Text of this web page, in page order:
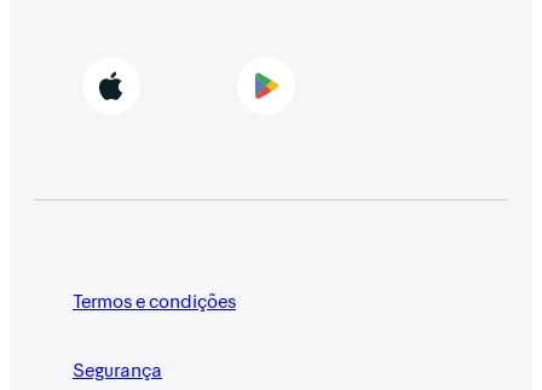
Termos e condições
Segurança